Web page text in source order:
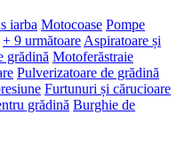
iarba Motocoase Pompe
+ 9 următoare Aspiratoare și
grădină Motoferăstraie
Pulverizatoare de grădină
Furtunuri și cărucioare
grădină Burghie de